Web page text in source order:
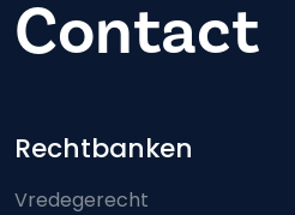
Contact
Footer-menu
Rechtbanken
Vredegerecht